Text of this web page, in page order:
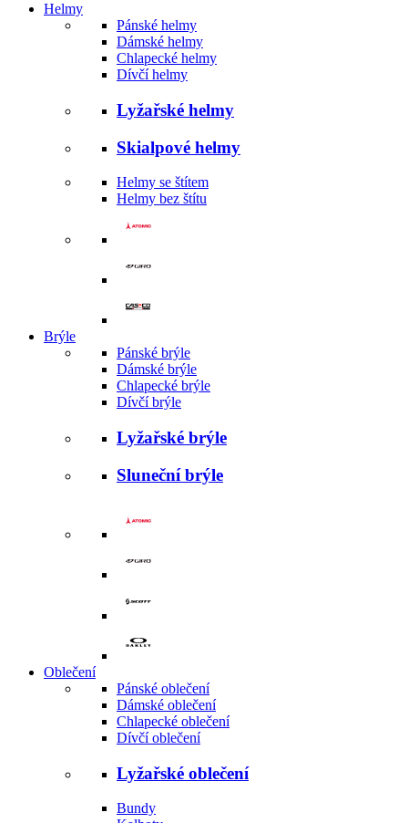
Helmy
Pánské helmy
Dámské helmy
Chlapecké helmy
Dívčí helmy
Lyžařské helmy
Skialpové helmy
Helmy se štítem
Helmy bez štítu
Brýle
Pánské brýle
Dámské brýle
Chlapecké brýle
Dívčí brýle
Lyžařské brýle
Sluneční brýle
Oblečení
Pánské oblečení
Dámské oblečení
Chlapecké oblečení
Dívčí oblečení
Lyžařské oblečení
Bundy